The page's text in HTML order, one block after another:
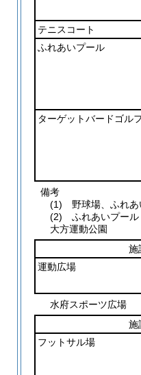
テニスコート
ふれあいプール
ターゲットバードゴル
備考
(1) 野球場、ふれあ
(2) ふれあいプール
大方運動公園
施
運動広場
水府スポーツ広場
施
フットサル場